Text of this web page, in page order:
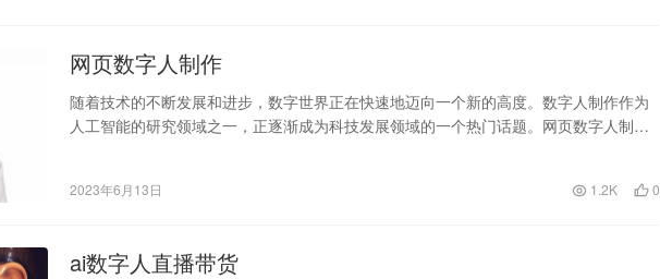
网页数字人制作
随着技术的不断发展和进步，数字世界正在快速地迈向一个新的高度。数字人制作作为
人工智能的研究领域之一，正逐渐成为科技发展领域的一个热门话题。网页数字人制作
2023年6月13日 1.2K 0
ai数字人直播带货